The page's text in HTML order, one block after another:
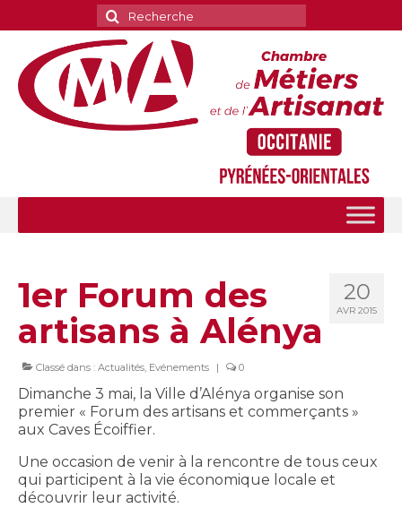
Rechercher
:
20
AVR 2015
1er Forum des
artisans à Alénya
Classé dans : Actualités, Evénements | 0
Dimanche 3 mai, la Ville d’Alénya organise son
premier « Forum des artisans et commerçants »
aux Caves Écoiffier.
Une occasion de venir à la rencontre de tous ceux
qui participent à la vie économique locale et
découvrir leur activité.